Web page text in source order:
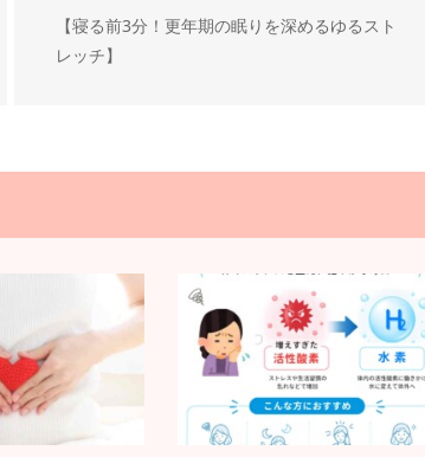
【寝る前3分！更年期の眠りを深めるゆるスト
レッチ】